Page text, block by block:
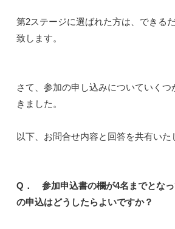
第2ステージに選ばれた方は、できる
致します。
さて、参加の申し込みについていく
きました。
以下、お問合せ内容と回答を共有いた
Q． 参加申込書の欄が4名までとな
の申込はどうしたらよいですか？